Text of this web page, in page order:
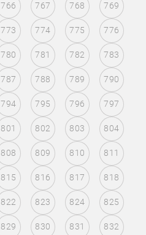
766 767 768 769
773 774 775 776
780 781 782 783
787 788 789 790
794 795 796 797
801 802 803 804
808 809 810 811
815 816 817 818
822 823 824 825
829 830 831 832